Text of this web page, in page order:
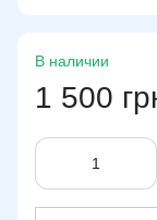
В наличии
1 500